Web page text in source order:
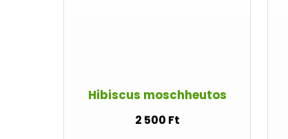
Hibiscus moschheutos
2 500 Ft